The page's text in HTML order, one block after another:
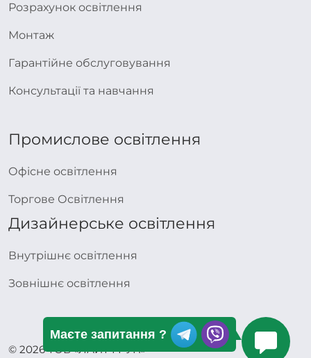
Розрахунок освітлення
Монтаж
Гарантійне обслуговування
Консультації та навчання
Промислове освітлення
Офісне освітлення
Торгове Освітлення
Дизайнерське освітлення
Внутрішнє освітлення
Зовнішнє освітлення
© 2026 ТОВ «ЛАЙТ ГРУП»
Маєте запитання ?